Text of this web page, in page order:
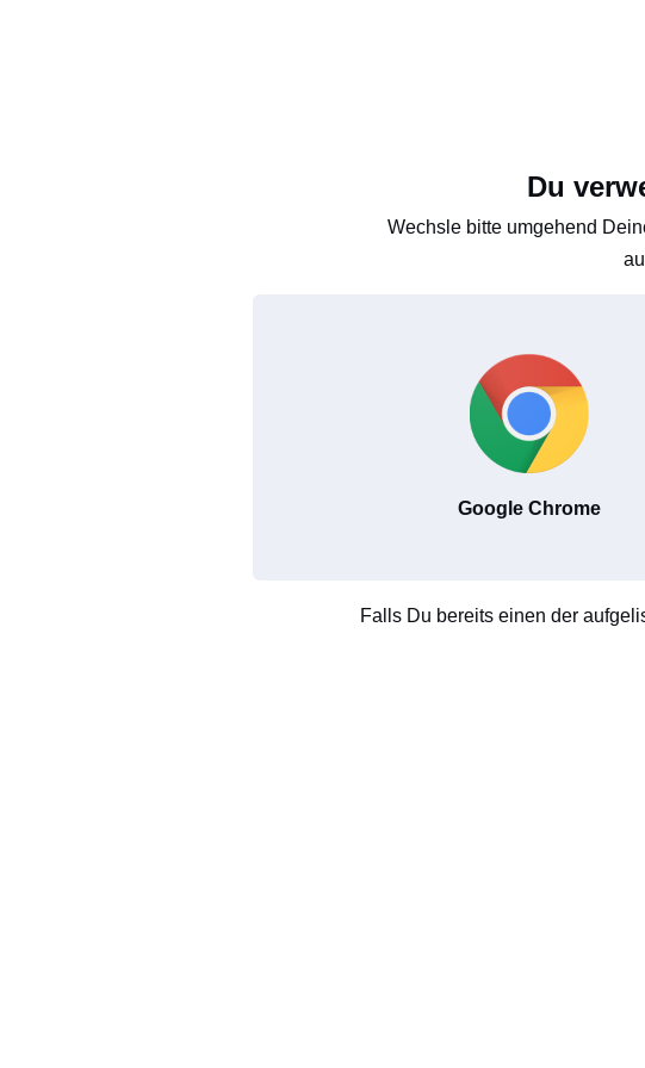
Du
Wechsle bitte umgehend
Google Chrome
Falls Du bereits einen der